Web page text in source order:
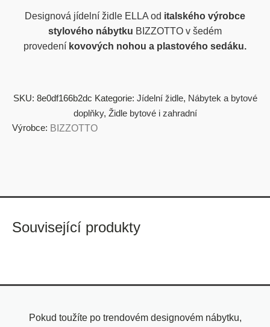
Designová jídelní židle ELLA od italského výrobce
stylového nábytku BIZZOTTO v šedém
provedení kovových nohou a plastového sedáku.
SKU: 8e0df166b2dc Kategorie: Jídelní židle, Nábytek a bytové
doplňky, Židle bytové i zahradní
Výrobce: BIZZOTTO
Související produkty
Pokud toužíte po trendovém designovém nábytku,